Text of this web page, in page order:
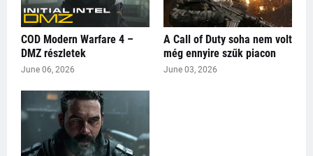
COD Modern Warfare 4 –
DMZ részletek
June 06, 2026
A Call of Duty soha nem volt
még ennyire szűk piacon
June 03, 2026